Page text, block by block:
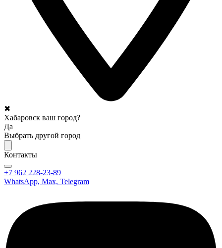
✖
Хабаровск ваш город?
Да
Выбрать другой город
Контакты
+7 962 228-23-89
WhatsApp, Max, Telegram